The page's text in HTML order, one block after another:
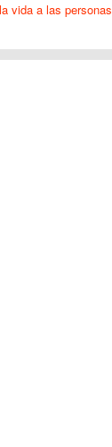
vida a las personas